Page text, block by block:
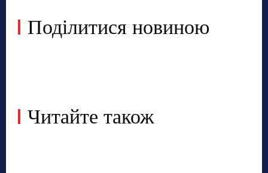
Поділитися новиною
Читайте також